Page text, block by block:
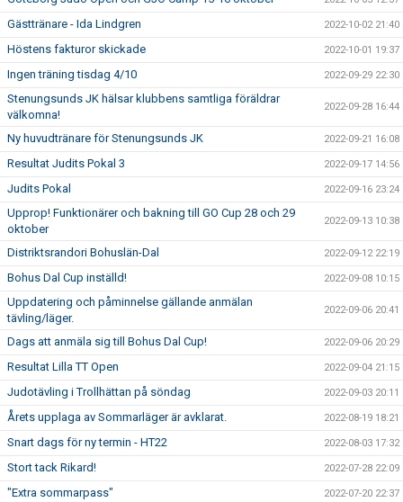
Gästtränare - Ida Lindgren 2022-10-02 21:40
Höstens fakturor skickade 2022-10-01 19:37
Ingen träning tisdag 4/10 2022-09-29 22:30
Stenungsunds JK hälsar klubbens samtliga föräldrar
välkomna!
2022-09-28 16:44
Ny huvudtränare för Stenungsunds JK 2022-09-21 16:08
Resultat Judits Pokal 3 2022-09-17 14:56
Judits Pokal 2022-09-16 23:24
Upprop! Funktionärer och bakning till GO Cup 28 och 29
oktober
2022-09-13 10:38
Distriktsrandori Bohuslän-Dal 2022-09-12 22:19
Bohus Dal Cup inställd! 2022-09-08 10:15
Uppdatering och påminnelse gällande anmälan
tävling/läger.
2022-09-06 20:41
Dags att anmäla sig till Bohus Dal Cup! 2022-09-06 20:29
Resultat Lilla TT Open 2022-09-04 21:15
Judotävling i Trollhättan på söndag 2022-09-03 20:11
Årets upplaga av Sommarläger är avklarat. 2022-08-19 18:21
Snart dags för ny termin - HT22 2022-08-03 17:32
Stort tack Rikard! 2022-07-28 22:09
"Extra sommarpass" 2022-07-20 22:37